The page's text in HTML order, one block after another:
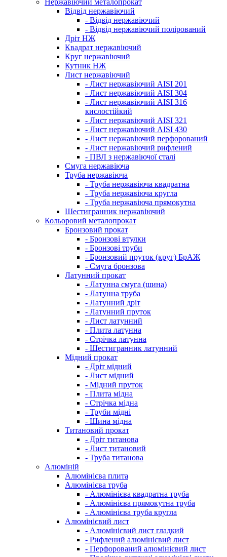
Нержавіючий металопрокат
Відвід нержавіючий
- Відвід нержавіючий
- Відвід нержавіючий полірований
Дріт НЖ
Квадрат нержавіючий
Круг нержавіючий
Кутник НЖ
Лист нержавіючий
- Лист нержавіючий AISI 201
- Лист нержавіючий AISI 304
- Лист нержавіючий AISI 316
кислостійкий
- Лист нержавіючий AISI 321
- Лист нержавіючий AISI 430
- Лист нержавіючий перфорований
- Лист нержавіючий рифлений
- ПВЛ з нержавіючої сталі
Смуга нержавіюча
Труба нержавіюча
- Труба нержавіюча квадратна
- Труба нержавіюча кругла
- Труба нержавіюча прямокутна
Шестигранник нержавіючий
Кольоровий металопрокат
Бронзовий прокат
- Бронзові втулки
- Бронзові труби
- Бронзовий пруток (круг) БрАЖ
- Смуга бронзова
Латунний прокат
- Латунна смуга (шина)
- Латунна труба
- Латунний дріт
- Латунний пруток
- Лист латунний
- Плита латунна
- Стрічка латунна
- Шестигранник латунний
Мідний прокат
- Дріт мідний
- Лист мідний
- Мідний пруток
- Плита мідна
- Стрічка мідна
- Труби мідні
- Шина мідна
Титановий прокат
- Дріт титанова
- Лист титановий
- Труба титанова
Алюміній
Алюмінієва плита
Алюмінієва труба
- Алюмінієва квадратна труба
- Алюмінієва прямокутна труба
- Алюмінієва труба кругла
Алюмінієвий лист
- Алюмінієвий лист гладкий
- Рифлений алюмінієвий лист
- Перфорований алюмінієвий лист